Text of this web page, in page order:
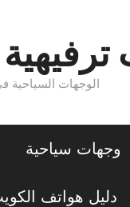
الوجهات السياحية
وجهات سياحية
دليل هواتف